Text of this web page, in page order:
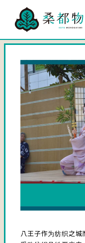
八王子作为纺织之